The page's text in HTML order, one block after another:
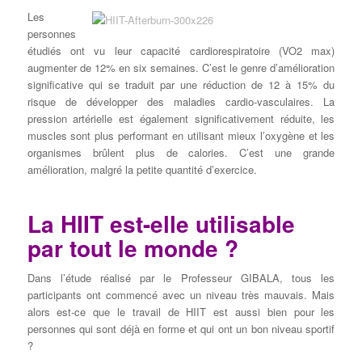
Les
personnes
étudiés ont vu leur capacité cardiorespiratoire (VO2 max)
augmenter de 12% en six semaines. C’est le genre d’amélioration
significative qui se traduit par une réduction de 12 à 15% du
risque de développer des maladies cardio-vasculaires. La
pression artérielle est également significativement réduite, les
muscles sont plus performant en utilisant mieux l’oxygène et les
organismes brûlent plus de calories. C’est une grande
amélioration, malgré la petite quantité d’exercice.
La HIIT est-elle utilisable
par tout le monde ?
Dans l’étude réalisé par le Professeur GIBALA, tous les
participants ont commencé avec un niveau très mauvais. Mais
alors est-ce que le travail de HIIT est aussi bien pour les
personnes qui sont déjà en forme et qui ont un bon niveau sportif
?